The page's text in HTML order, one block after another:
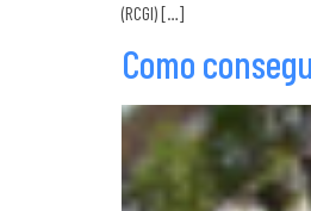
(RCGI) […]
Como